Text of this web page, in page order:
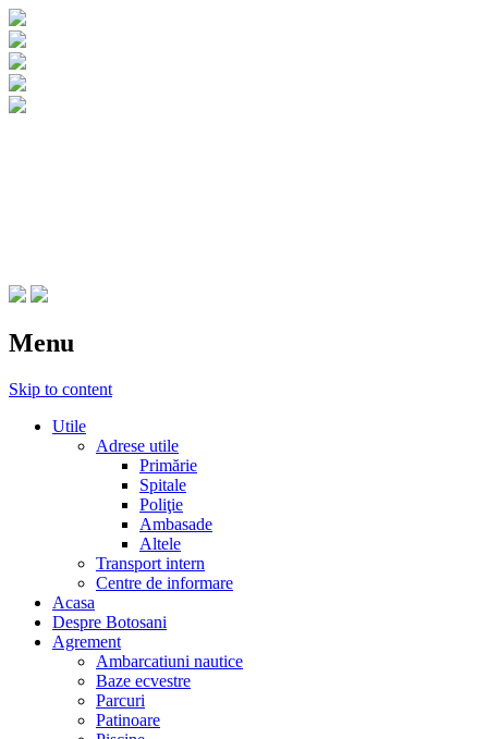
Menu
Skip to content
Utile
Adrese utile
Primărie
Spitale
Poliţie
Ambasade
Altele
Transport intern
Centre de informare
Acasa
Despre Botosani
Agrement
Ambarcatiuni nautice
Baze ecvestre
Parcuri
Patinoare